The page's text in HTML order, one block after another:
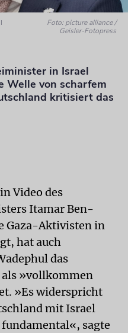
Foto: picture alliance /
Geisler-Fotopress
in Israel
Welle von scharfem
kritisiert das
Video des
Itamar Ben-
Gaza-Aktivisten in
hat auch
das
»vollkommen
»Es widerspricht
mit Israel
sagte